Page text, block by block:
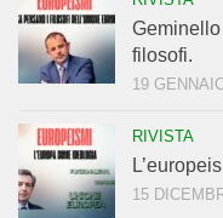
Geminello
filosofi.
19
RIVISTA
15